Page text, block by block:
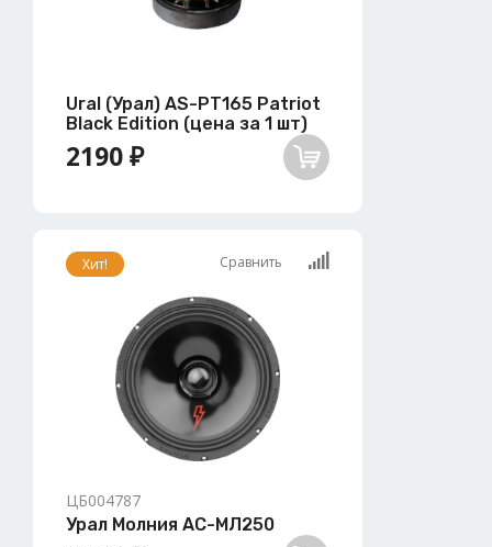
Ural (Урал) AS-PT165 Patriot
Black Edition (цена за 1 шт)
2190 ₽
Хит! Сравнить
ЦБ004787
Урал Молния АС-МЛ250